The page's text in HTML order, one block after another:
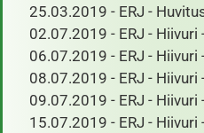
25.03.2019 - ERJ -
02.07.2019 - ERJ -
06.07.2019 - ERJ -
08.07.2019 - ERJ -
09.07.2019 - ERJ -
15.07.2019 - ERJ -